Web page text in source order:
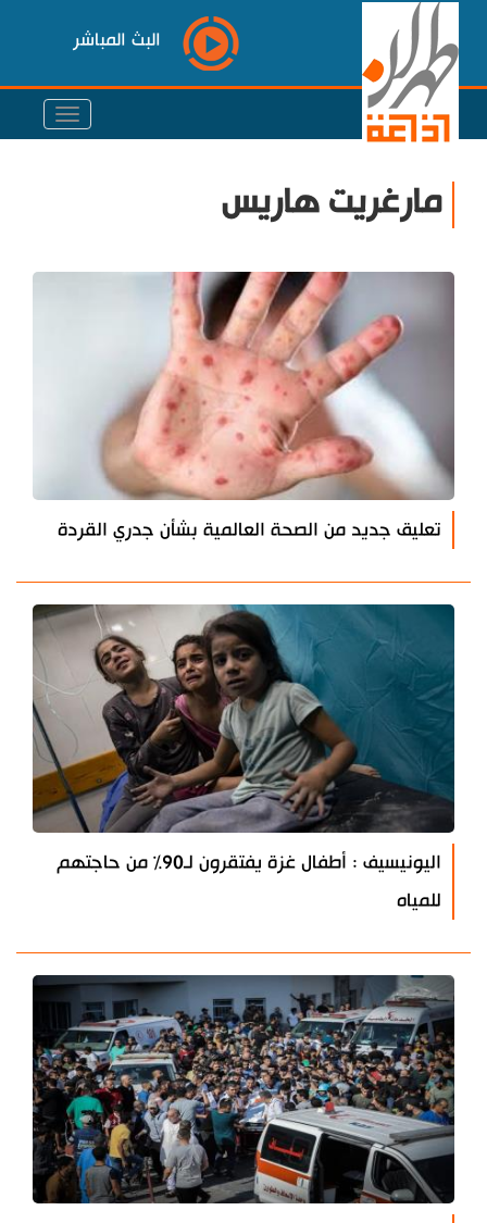
البث المباشر
مارغريت هاريس
تعليق جديد من الصحة العالمية بشأن جدري القردة
اليونيسيف : أطفال غزة يفتقرون لـ90% من حاجتهم
للمياه